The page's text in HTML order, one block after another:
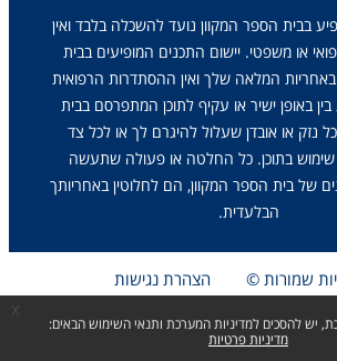
יש להסכים למדיניות המערכת ותנאי השימוש הבאים:
מדיניות פרטיות
בבית הספר המקוון נועד להשכלה בלבד ואין
או משפטי. יישום התכנים המופיעים בבית
באחריות המלאה שלך ואין ההסתדרות הרפואית
באופן ישיר או עקיף לתוכן המתפרסם בבית
נזק או אובדן שעלול להיגרם לך או לכל צד
שימוש בתוכן. כל החלטה או פעולה שתעשה
של בית הספר המקוון, הם לחלוטין באחריותך
הבלעדית.
שמורות © הצהרת נגישות